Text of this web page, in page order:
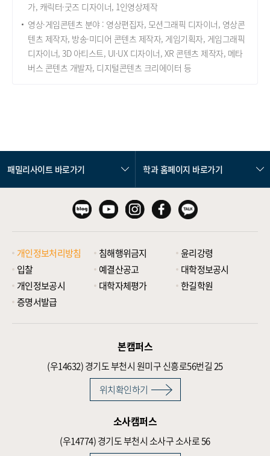
가, 캐릭터·굿즈 디자이너, 1인영상제작
영상·게임콘텐츠 분야 : 영상편집자, 모션그래픽 디자이너, 영상콘
텐츠 제작자, 방송·미디어 콘텐츠 제작자, 게임기획자, 게임그래픽
디자이너, 3D 아티스트, UI·UX 디자이너, XR 콘텐츠 제작자, 메타
버스 콘텐츠 개발자, 디지털콘텐츠 크리에이터 등
패밀리사이트 바로가기 학과 홈페이지 바로가기
개인정보처리방침 침해행위금지
윤리강령
입찰
예결산공고
대학정보공시
개인정보공시
대학자체평가
한길학원
증명서발급
본캠퍼스
(우14632)경기도 부천시 원미구 신흥로56번길 25
위치확인하기
소사캠퍼스
(우14774)경기도 부천시 소사구 소사로 56